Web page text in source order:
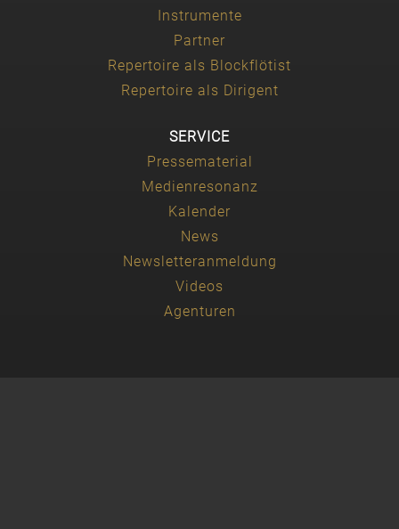
Instrumente
Partner
Repertoire als Blockflötist
Repertoire als Dirigent
SERVICE
Pressematerial
Medienresonanz
Kalender
News
Newsletteranmeldung
Videos
Agenturen